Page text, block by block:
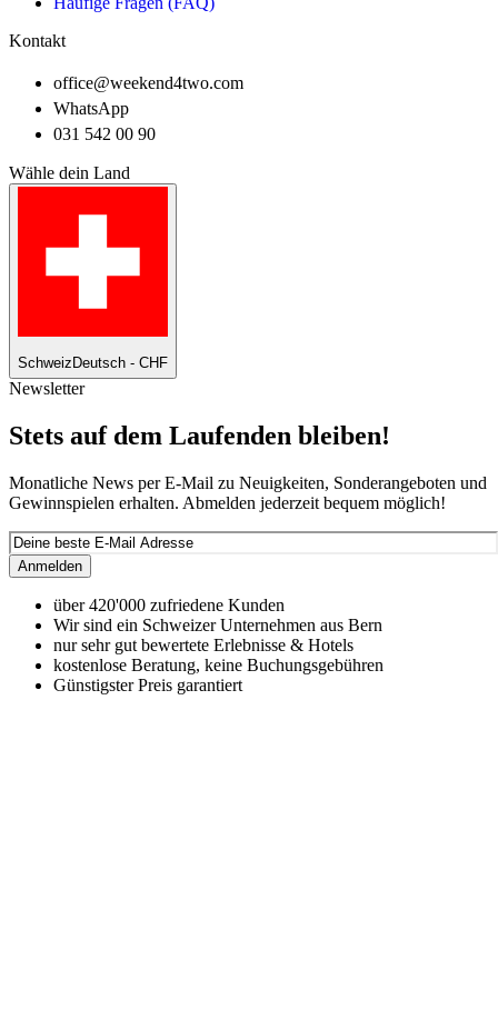
Kontakt
office@weekend4two.com
WhatsApp
031 542 00 90
Wähle dein Land
Schweiz Deutsch - CHF
Newsletter
Stets auf dem Laufenden bleiben!
Monatliche News per E-Mail zu Neuigkeiten, Sonderangeboten und
Gewinnspielen erhalten. Abmelden jederzeit bequem möglich!
Anmelden
über 420'000 zufriedene Kunden
Wir sind ein Schweizer Unternehmen aus Bern
nur sehr gut bewertete Erlebnisse & Hotels
kostenlose Beratung, keine Buchungsgebühren
Günstigster Preis garantiert